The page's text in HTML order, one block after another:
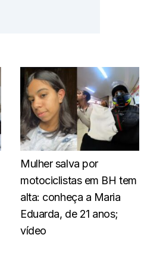
Mulher salva por
motociclistas em BH tem
alta: conheça a Maria
Eduarda, de 21 anos;
vídeo